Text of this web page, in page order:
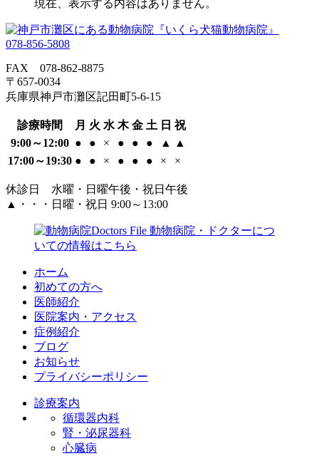
現在、表示する内容はありません。
078-856-5808
FAX 078-862-8875
〒657-0034
兵庫県神戸市灘区記田町5-6-15
診療時間 月 火 水 木 金 土 日 祝
9:00～12:00 ● ● × ● ● ● ▲
▲
17:00～19:30 ● ● × ● ● ● × ×
休診日 水曜・日曜午後・祝日午後
▲・・・日曜・祝日 9:00～13:00
ホーム
初めての方へ
医師紹介
医院案内・アクセス
症例紹介
ブログ
お知らせ
プライバシーポリシー
診療案内
循環器内科
腎・泌尿器科
心臓病